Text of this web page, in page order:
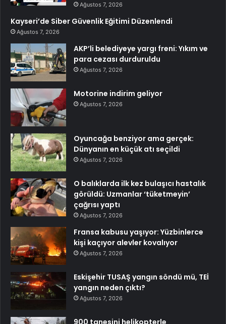
Ağustos 7, 2026
Kayseri’de Siber Güvenlik Eğitimi Düzenlendi
Ağustos 7, 2026
AKP’li belediyeye yargı freni: Yıkım ve
para cezası durduruldu
Ağustos 7, 2026
Motorine indirim geliyor
Ağustos 7, 2026
Oyuncağa benziyor ama gerçek:
Dünyanın en küçük atı seçildi
Ağustos 7, 2026
O balıklarda ilk kez bulaşıcı hastalık
görüldü: Uzmanlar ‘tüketmeyin’
çağrısı yaptı
Ağustos 7, 2026
Fransa kabusu yaşıyor: Yüzbinlerce
kişi kaçıyor alevler kovalıyor
Ağustos 7, 2026
Eskişehir TUSAŞ yangın söndü mü, TEİ
yangın neden çıktı?
Ağustos 7, 2026